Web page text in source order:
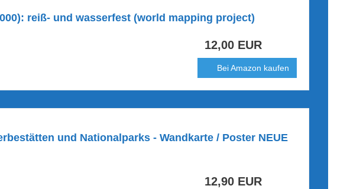
reiß- und wasserfest (world mapping project)
12,00 EUR
Bei Amazon kaufen
und Nationalparks - Wandkarte / Poster NEUE
12,90 EUR